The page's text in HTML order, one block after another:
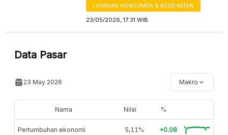
LAYANAN KONSUMEN & KESEHATAN
23/05/2026, 17:31 WIB
Data Pasar
23 May 2026 Makro
Nama Nilai %
Pertumbuhan ekonomi 5,11% +0.08